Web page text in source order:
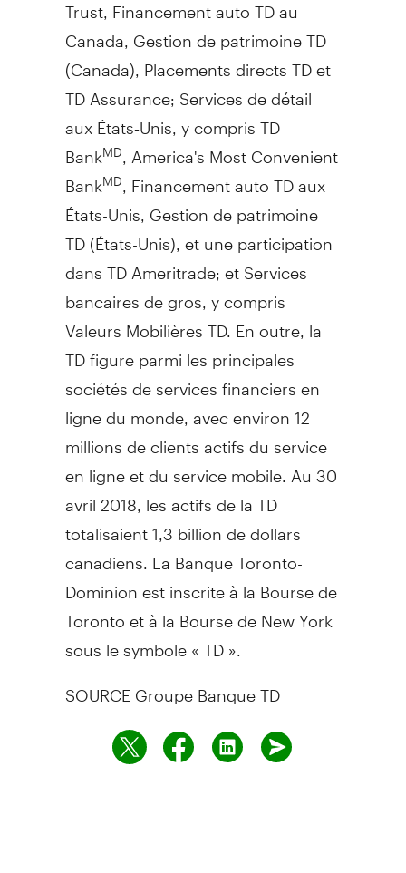
Canada Gestion depatrimoine TD
(Canada), Placements directs TD et
TD Assurance; Services de détail
aux États‑Unis, y compris TD
BankMD , America's Most Convenient
BankMD , Financement auto TD aux
États-Unis, Gestion depatrimoine
TD (États-Unis), et une participation
dans TD Ameritrade; et Services
bancaires de gros, y compris
Valeurs Mobilières TD. En outre, la
TD figure parmi les principales
sociétés de services financiers en
ligne du monde, avec environ 12
millions de clients actifs du service
en ligne et du service mobile. Au 30
avril 2018, les actifs de la TD
totalisaient 1,3 billion de dollars
canadiens. La Banque Toronto-
Dominion est inscrite à la Bourse de
Torontoet à la Bourse deNew York
sous le symbole « TD ».
SOURCE Groupe Banque TD